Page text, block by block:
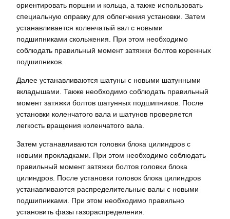
ориентировать поршни и кольца, а также использовать
специальную оправку для облегчения установки. Затем
устанавливается коленчатый вал с новыми
подшипниками скольжения. При этом необходимо
соблюдать правильный момент затяжки болтов коренных
подшипников.
Далее устанавливаются шатуны с новыми шатунными
вкладышами. Также необходимо соблюдать правильный
момент затяжки болтов шатунных подшипников. После
установки коленчатого вала и шатунов проверяется
легкость вращения коленчатого вала.
Затем устанавливаются головки блока цилиндров с
новыми прокладками. При этом необходимо соблюдать
правильный момент затяжки болтов головки блока
цилиндров. После установки головок блока цилиндров
устанавливаются распределительные валы с новыми
подшипниками. При этом необходимо правильно
установить фазы газораспределения.